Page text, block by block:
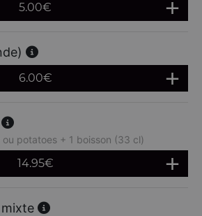
5.00€
6.00€
potatoes + 1 boisson (33 cl)
14.95€